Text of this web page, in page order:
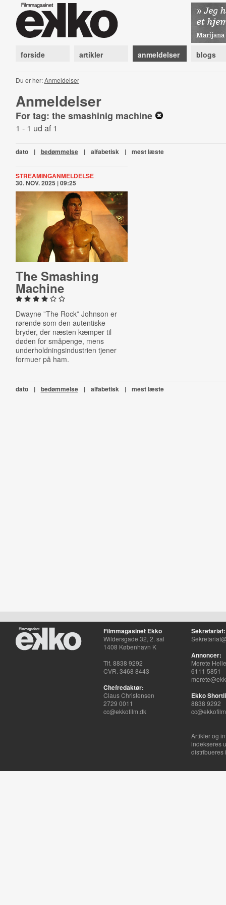
forside artikler anmeldelser blogs
Du er her:Anmeldelser
Anmeldelser
For tag: the smashinig machine
1 - 1 ud af 1
dato | bedømmelse | alfabetisk | mest læste
STREAMINGANMELDELSE
30. NOV. 2025 | 09:25
The Smashing
Machine
Dwayne ”The Rock” Johnson er
rørende som den autentiske
bryder, der næsten kæmper til
døden for småpenge, mens
underholdningsindustrien tjener
formuer på ham.
dato | bedømmelse | alfabetisk | mest læste
Filmmagasinet Ekko
Wildersgade 32, 2. sal
1408 København K
Tlf. 8838 9292
CVR. 3468 8443
Chefredaktør:
Claus Christensen
2729 0011
cc@ekkofilm.dk
Sekretariat:
Annoncer:
Merete
6111 5851
Ekko
8838 9292
Artikler og
indekseres
distribueres